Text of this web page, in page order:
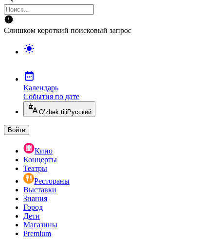
Слишком короткий поисковый запрос
Календарь
События по дате
O’zbek tili Русский
Войти
Кино
Концерты
Театры
Рестораны
Выставки
Знания
Город
Дети
Магазины
Premium